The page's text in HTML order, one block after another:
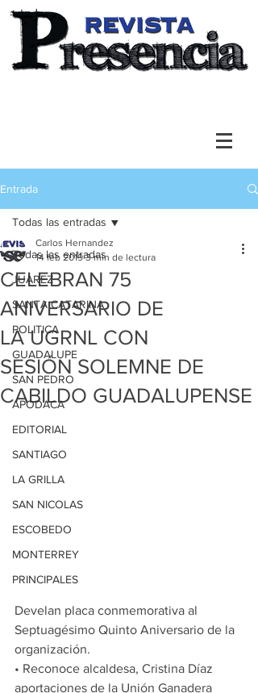
Entrada
Todas las entradas
JUAREZ
SANTA CATARINA
POLITICA
GUADALUPE
SAN PEDRO
APODACA
EDITORIAL
SANTIAGO
LA GRILLA
SAN NICOLAS
ESCOBEDO
MONTERREY
PRINCIPALES
Todas las entradas
CELEBRAN 75
ANIVERSARIO DE
LA UGRNL CON
SESIÓN SOLEMNE DE
CABILDO GUADALUPENSE
Carlos Hernandez
14 feb 2019 3 min de lectura
Develan placa conmemorativa al
Septuagésimo Quinto Aniversario de la
organización.
• Reconoce alcaldesa, Cristina Díaz
aportaciones de la Unión Ganadera